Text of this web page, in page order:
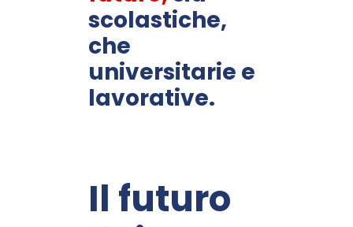
scolastiche,
che
universitarie e
lavorative.
Il futuro